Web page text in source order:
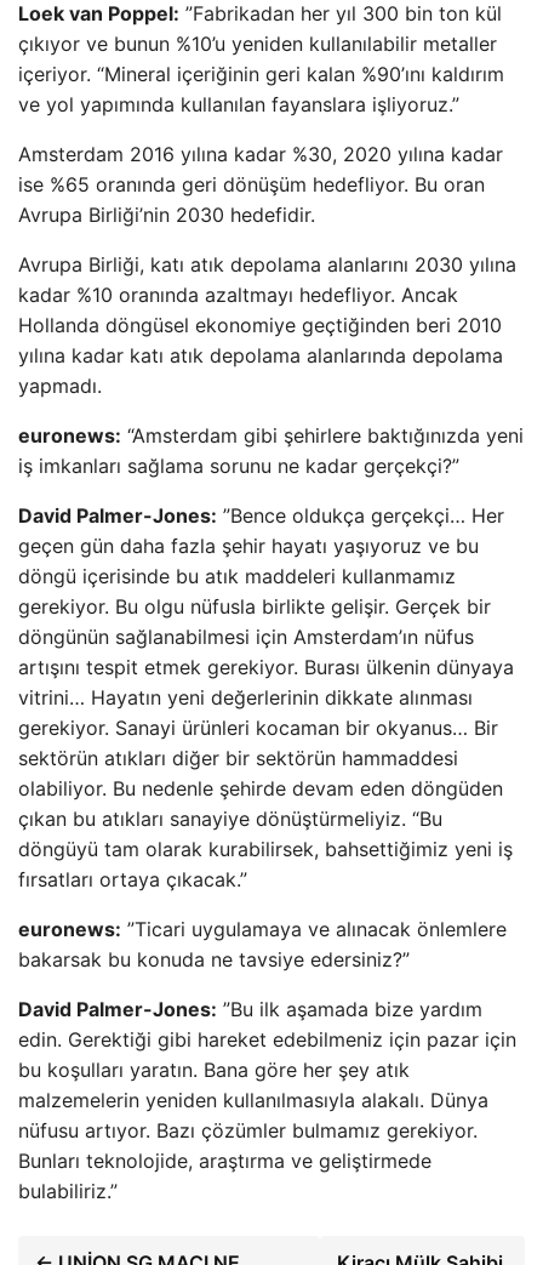
Loek van Poppel: ”Fabrikadan her yıl 300 bin ton kül
çıkıyor ve bunun %10’u yeniden kullanılabilir metaller
içeriyor. “Mineral içeriğinin geri kalan %90’ını kaldırım
ve yol yapımında kullanılan fayanslara işliyoruz.”
Amsterdam 2016 yılına kadar %30, 2020 yılına kadar
ise %65 oranında geri dönüşüm hedefliyor. Bu oran
Avrupa Birliği’nin 2030 hedefidir.
Avrupa Birliği, katı atık depolama alanlarını 2030 yılına
kadar %10 oranında azaltmayı hedefliyor. Ancak
Hollanda döngüsel ekonomiye geçtiğinden beri 2010
yılına kadar katı atık depolama alanlarında depolama
yapmadı.
euronews: “Amsterdam gibi şehirlere baktığınızda yeni
iş imkanları sağlama sorunu ne kadar gerçekçi?”
David Palmer-Jones: ”Bence oldukça gerçekçi… Her
geçen gün daha fazla şehir hayatı yaşıyoruz ve bu
döngü içerisinde bu atık maddeleri kullanmamız
gerekiyor. Bu olgu nüfusla birlikte gelişir. Gerçek bir
döngünün sağlanabilmesi için Amsterdam’ın nüfus
artışını tespit etmek gerekiyor. Burası ülkenin dünyaya
vitrini… Hayatın yeni değerlerinin dikkate alınması
gerekiyor. Sanayi ürünleri kocaman bir okyanus… Bir
sektörün atıkları diğer bir sektörün hammaddesi
olabiliyor. Bu nedenle şehirde devam eden döngüden
çıkan bu atıkları sanayiye dönüştürmeliyiz. “Bu
döngüyü tam olarak kurabilirsek, bahsettiğimiz yeni iş
fırsatları ortaya çıkacak.”
euronews: ”Ticari uygulamaya ve alınacak önlemlere
bakarsak bu konuda ne tavsiye edersiniz?”
David Palmer-Jones: ”Bu ilk aşamada bize yardım
edin. Gerektiği gibi hareket edebilmeniz için pazar için
bu koşulları yaratın. Bana göre her şey atık
malzemelerin yeniden kullanılmasıyla alakalı. Dünya
nüfusu artıyor. Bazı çözümler bulmamız gerekiyor.
Bunları teknolojide, araştırma ve geliştirmede
bulabiliriz.”